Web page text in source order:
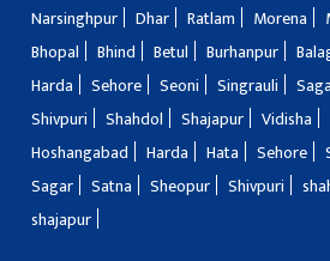
Narsinghpur
Dhar Ratlam Morena
Bhopal
Bhind Betul Burhanpur
Harda
Sehore Seoni Singrauli
Shivpuri
Shahdol Shajapur Vidisha
Hoshangabad
Harda Hata Sehore
Sagar
Satna Sheopur Shivpuri
shajapur